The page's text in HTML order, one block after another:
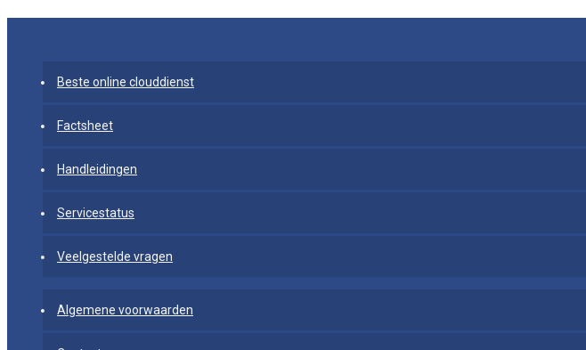
Beste online clouddienst
Factsheet
Handleidingen
Servicestatus
Veelgestelde vragen
Algemene voorwaarden